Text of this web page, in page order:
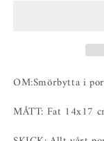
OM:Smörbytta i
MÅTT: Fat 14x17